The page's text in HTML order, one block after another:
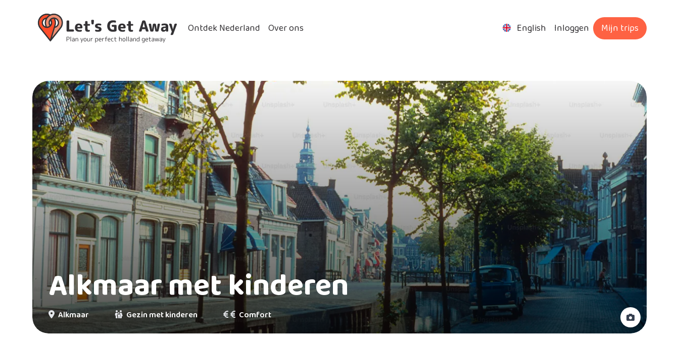
Ontdek Nederland Over ons English Inloggen Mijn trips
Alkmaar met kinderen
Alkmaar Gezin met kinderen Comfort